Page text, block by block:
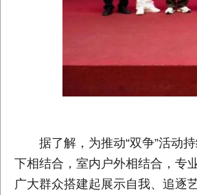
据了解，为推动“双争”活动持
下相结合，室内户外相结合，专
广大群众搭建起展示自我、追逐